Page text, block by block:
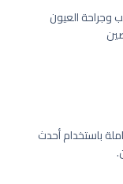
وجراحة العيون
باستخدام أحدث